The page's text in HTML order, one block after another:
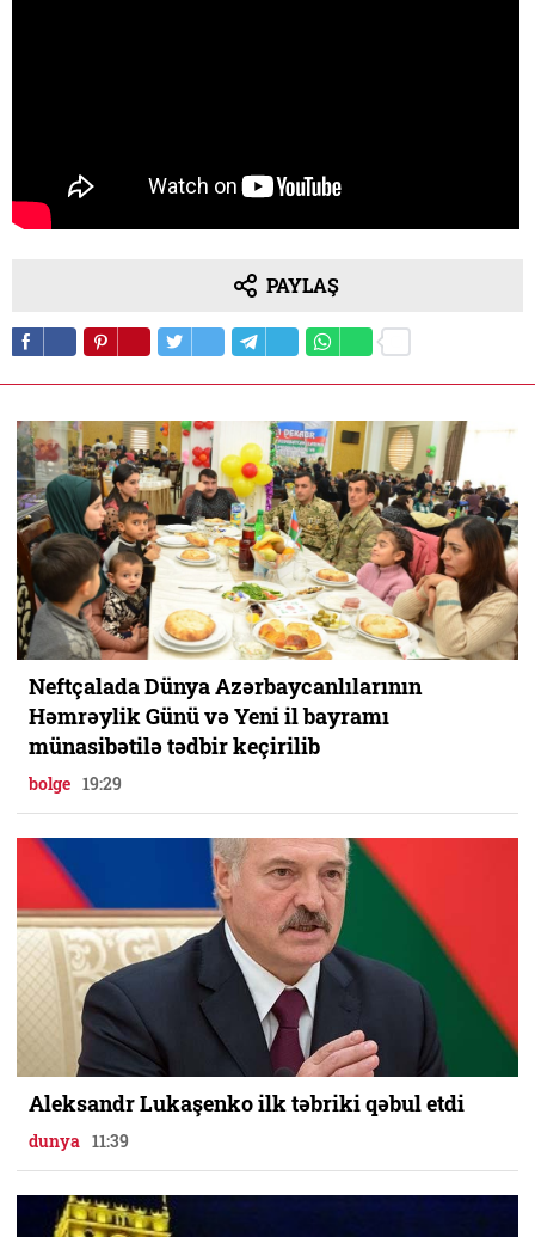
PAYLAŞ
Neftçalada Dünya Azərbaycanlılarının
Həmrəylik Günü və Yeni il bayramı
münasibətilə tədbir keçirilib
bolge 19:29
Aleksandr Lukaşenko ilk təbriki qəbul etdi
dunya 11:39